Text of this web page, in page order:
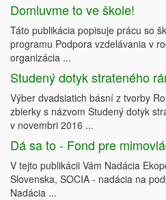
Domluvme to ve škole!
Táto publikácia popisuje prácu so
programu Podpora vzdelávania v
organizácia ...
Studený dotyk strateného
Výber dvadsiatich básní z tvorby
zbierky s názvom Studený dotyk
v novembri 2016 ...
Dá sa to - Fond pre
V tejto publikácii Vám Nadácia
Slovenska, SOCIA - nadácia na
Nadácia ...